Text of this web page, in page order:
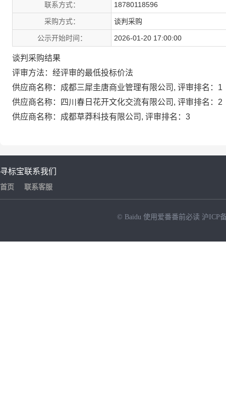
联系方式： 18780118596
采购方式： 谈判采购
公示开始时间： 2026-01-20 17:00:00
谈判采购结果
评审方法：经评审的最低投标价法
供应商名称：成都三犀圭唐商业管理有限公司, 评审排名：1
供应商名称：四川春日花开文化交流有限公司, 评审排名：2
供应商名称：成都草莽科技有限公司, 评审排名：3
寻标宝
首页
联系我们
联系客服
© Baidu 使用爱番番前必读 沪ICP